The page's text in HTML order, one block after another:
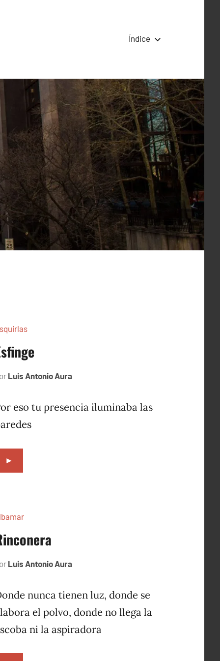
Índice
Luis Antonio Aura
2023
eso tu presencia iluminaba las
►
Luis Antonio Aura
1996
nunca tienen luz, donde se
el polvo, donde no llega la
ni la aspiradora